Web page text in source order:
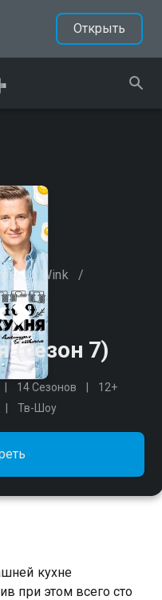
Открыть
/ Wink /
(сезон 7)
14 Сезонов
12+
Тв-Шоу
кухне
при этом всего сто